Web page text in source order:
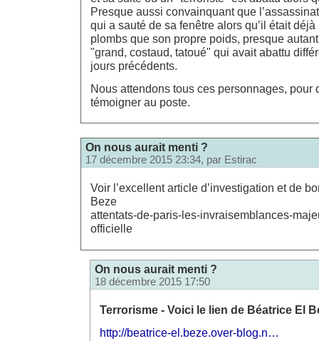
Presque aussi convainquant que
qui a sauté de sa fenêtre alors qu’il était
plombs que son propre poids, presque
"grand, costaud, tatoué" qui avait abattu
jours précédents.
Nous attendons tous ces personnages, pour
témoigner au poste.
On nous aurait menti ?
17 décembre 2015 23:34, par Estirac
Voir l’excellent article d’investigation et de
Beze
attentats-de-paris-les-invraisemblances-
officielle
On nous aurait menti ?
18 décembre 2015 17:50
Terrorisme - Voici le lien de Béatrice El
http://beatrice-el.beze.over-blog.n…